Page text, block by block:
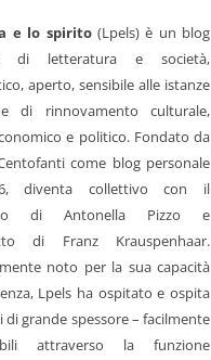
e lo spirito(Lpels) è un blog
di letteratura e società,
aperto, sensibile alle istanze
di rinnovamento culturale,
e politico. Fondato da
come blog personale
diventa collettivo con il
di Antonella Pizzo e
di Franz Krauspenhaar.
noto per la sua capacità
Lpels ha ospitato e ospita
grande spessore – facilmente
attraverso la funzione